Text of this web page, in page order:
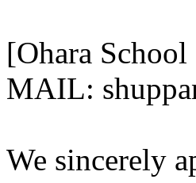
[Ohara
MAIL:
We sincerely